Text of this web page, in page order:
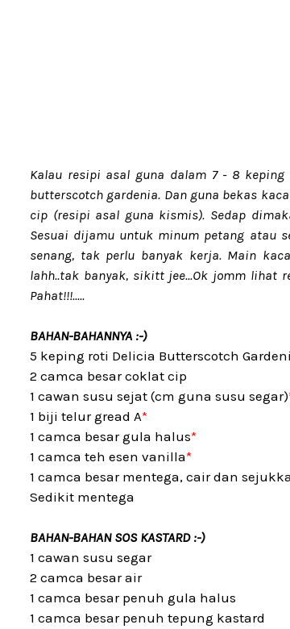
Kalau resipi asal guna dalam 7 - 8
butterscotch gardenia. Dan guna bekas
cip (resipi asal guna kismis). Sedap
Sesuai dijamu untuk minum petang atau
senang, tak perlu banyak kerja. Main
lahh..tak banyak, sikitt jee...Ok jomm lihat
Pahat!!!.....
BAHAN-BAHANNYA :-)
5 keping roti Delicia Butterscotch
2 camca besar coklat cip
1 cawan susu sejat (cm guna susu segar)
1 biji telur gread A*
1 camca besar gula halus*
1 camca teh esen vanilla*
1 camca besar mentega, cair dan
Sedikit mentega
BAHAN-BAHAN SOS KASTARD :-)
1 cawan susu segar
2 camca besar air
1 camca besar penuh gula halus
1 camca besar penuh tepung kastard